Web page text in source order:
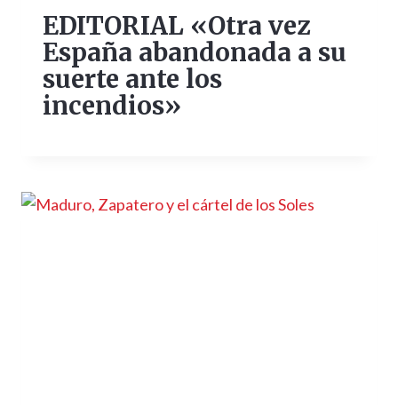
EDITORIAL «Otra vez
España abandonada a su
suerte ante los
incendios»